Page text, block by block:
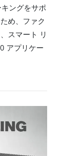
ングをサポ
め、ファク
スマート リ
アプリケー